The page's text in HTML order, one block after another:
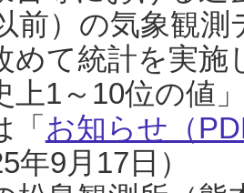
前）の気象観
めて統計を実
上1～10位の値
お知らせ（
年9月17日）